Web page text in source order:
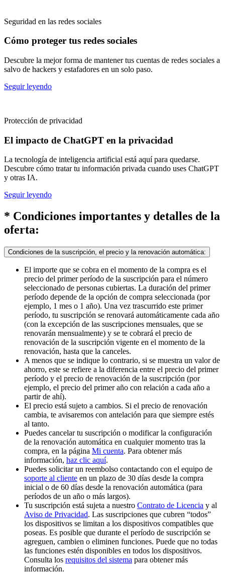
Seguridad en las redes sociales
Cómo proteger tus redes sociales
Descubre la mejor forma de mantener tus cuentas de redes sociales a
salvo de hackers y estafadores en un solo paso.
Seguir leyendo
Protección de privacidad
El impacto de ChatGPT en la privacidad
La tecnología de inteligencia artificial está aquí para quedarse.
Descubre cómo tratar tu información privada cuando uses ChatGPT
y otras IA.
Seguir leyendo
* Condiciones importantes y detalles de la
oferta:
Condiciones de la suscripción, el precio y la renovación automática:
El importe que se cobra en el momento de la compra es el
precio del primer período de la suscripción para el número
seleccionado de personas cubiertas. La duración del primer
período depende de la opción de compra seleccionada (por
ejemplo, 1 mes o 1 año). Una vez trascurrido este primer
período, tu suscripción se renovará automáticamente cada año
(con la excepción de las suscripciones mensuales, que se
renovarán mensualmente) y se te cobrará el precio de
renovación de la suscripción vigente en el momento de la
renovación, hasta que la canceles.
A menos que se indique lo contrario, si se muestra un valor de
ahorro, este se refiere a la diferencia entre el precio del primer
período y el precio de renovación de la suscripción (por
ejemplo, el precio del primer año con relación a cada año a
partir de ahí).
El precio está sujeto a cambios. Si el precio de renovación
cambia, te avisaremos con antelación para que siempre estés
al tanto.
Puedes cancelar tu suscripción o modificar la configuración
de la renovación automática en cualquier momento tras la
compra, en la página Mi cuenta. Para obtener más
información, haz clic aquí.
Puedes solicitar un reembolso contactando con el equipo de
soporte al cliente en un plazo de 30 días desde la compra
inicial o de 60 días desde la renovación automática (para
períodos de un año o más largos).
Tu suscripción está sujeta a nuestro Contrato de Licencia y al
Aviso de Privacidad. Las suscripciones que cubren “todos”
los dispositivos se limitan a los dispositivos compatibles que
poseas. Es posible que durante el período de suscripción se
agreguen, cambien o eliminen funciones. Puede que no todas
las funciones estén disponibles en todos los dispositivos.
Consulta los requisitos del sistema para obtener más
información.